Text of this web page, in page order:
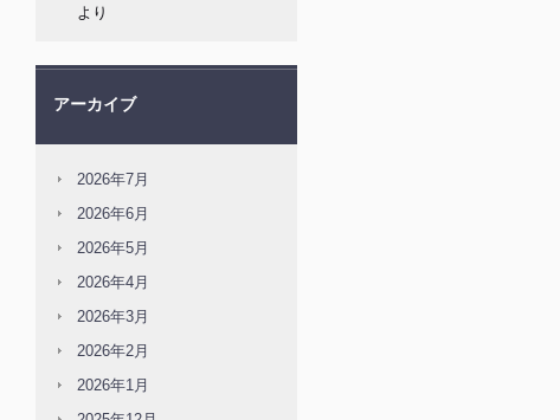
より
アーカイブ
2026年7月
2026年6月
2026年5月
2026年4月
2026年3月
2026年2月
2026年1月